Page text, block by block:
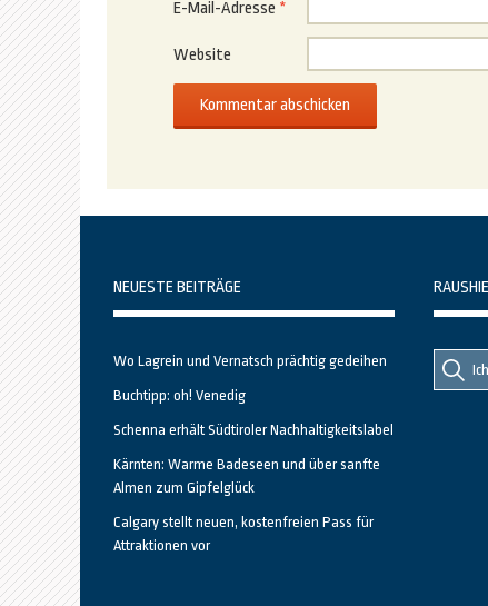
E-Mail-Adresse *
Website
NEUESTE BEITRÄGE
Wo Lagrein und Vernatsch prächtig gedeihen
Buchtipp: oh! Venedig
Schenna erhält Südtiroler Nachhaltigkeitslabel
Kärnten: Warme Badeseen und über sanfte
Almen zum Gipfelglück
Calgary stellt neuen, kostenfreien Pass für
Attraktionen vor
Suche
nach::
Suche
nach: